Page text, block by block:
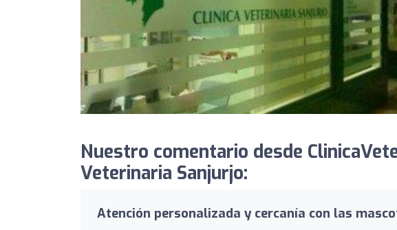
Nuestro comentario desde
Veterinaria Sanjurjo:
Atención personalizada y cercanía con las